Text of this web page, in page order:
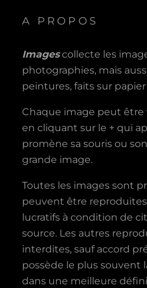
A PROPOS
Imagescollecte les
photographies, mais
peintures, faits sur
Chaque image peut être
en cliquant sur le + qui
promène sa souris ou
grande image.
Toutes les images sont
peuvent être
lucratifs à condition de
source. Les autres
interdites, sauf accord
possède le plus souvent
dans une meilleure